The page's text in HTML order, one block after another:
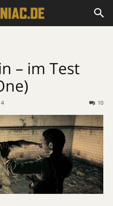
– im Test
10